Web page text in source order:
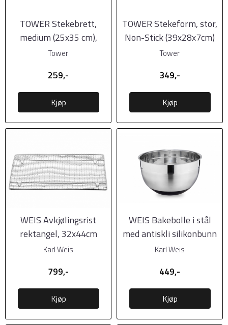
TOWER Stekebrett,
medium (25x35 cm),
Non-Stick
Tower
259,-
Kjøp
TOWER Stekeform, stor,
Non-Stick (39x28x7cm)
Tower
349,-
Kjøp
WEIS Avkjølingsrist
rektangel, 32x44cm
Karl Weis
799,-
Kjøp
WEIS Bakebolle i stål
med antiskli silikonbunn
Ø20cm
Karl Weis
449,-
Kjøp